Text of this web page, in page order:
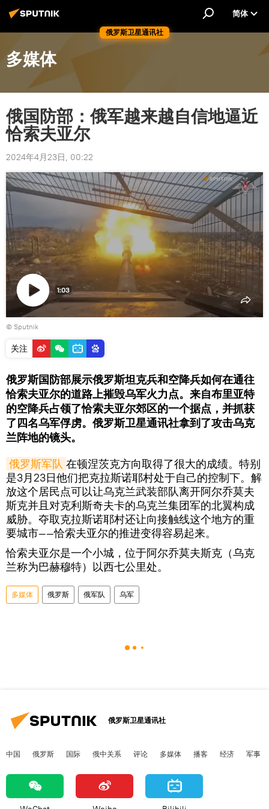
俄罗斯卫星通讯社
简体
多媒体
俄国防部：俄军越来越自信地逼近
恰索夫亚尔
2024年4月23日, 00:22
Play
Video
1:03
© Sputnik
关注
俄罗斯国防部展示俄罗斯坦克兵和空降兵如何在通往
恰索夫亚尔的道路上摧毁乌军火力点。来自布里亚特
的空降兵占领了恰索夫亚尔郊区的一个据点，并抓获
了四名乌军俘虏。俄罗斯卫星通讯社拿到了攻击乌克
兰阵地的镜头。
俄罗斯军队 在顿涅茨克方向取得了很大的成绩。特别
是3月23日他们把克拉斯诺耶村处于自己的控制下。解
放这个居民点可以让乌克兰武装部队离开阿尔乔莫夫
斯克并且对克利斯奇夫卡的乌克兰集团军的北翼构成
威胁。夺取克拉斯诺耶村还让向接触线这个地方的重
要城市——恰索夫亚尔的推进变得容易起来。
恰索夫亚尔是一个小城，位于阿尔乔莫夫斯克（乌克
兰称为巴赫穆特）以西七公里处。
多媒体 俄罗斯 俄军队 乌军
俄罗斯卫星通讯社
中国 俄罗斯 国际 俄中关系 评论 多媒体 播客 经济 军事